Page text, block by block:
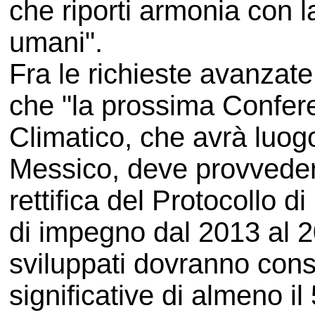
che riporti armonia con
umani".
Fra le richieste
che "la prossima
Climatico, che avrà
Messico, deve
rettifica del Protocollo
di impegno dal 2013 al
sviluppati dovranno
significative di almeno